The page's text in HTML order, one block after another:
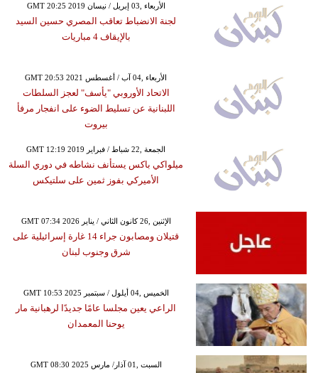
GMT 20:25 2019 الأربعاء ,03 إبريل / نيسان
لجنة الانضباط تعاقب المصري حسين السيد
بالإيقاف 4 مباريات
GMT 20:53 2021 الأربعاء ,04 آب / أغسطس
الاتحاد الأوروبي "يأسف" لعجز السلطات
اللبنانية عن تسليط الضوء على انفجار مرفأ
بيروت
GMT 12:19 2019 الجمعة ,22 شباط / فبراير
ميلواكي باكس يستأنف نشاطه في دوري السلة
الأميركي بفوز ثمين على سلتيكس
GMT 07:34 2026 الإثنين ,26 كانون الثاني / يناير
قتيلان ومصابون جراء 14 غارة إسرائيلية على
شرق وجنوب لبنان
GMT 10:53 2025 الخميس ,04 أيلول / سبتمبر
الراعي يعين مجلسا عامًا جديدًا لرهبانية مار
يوحنا المعمدان
GMT 08:30 2025 السبت ,01 آذار/ مارس